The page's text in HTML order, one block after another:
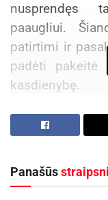
nusprendęs
paaugliui.
patirtimi ir
padėti
kasdienybę.
Sprendimas,
Panašūs